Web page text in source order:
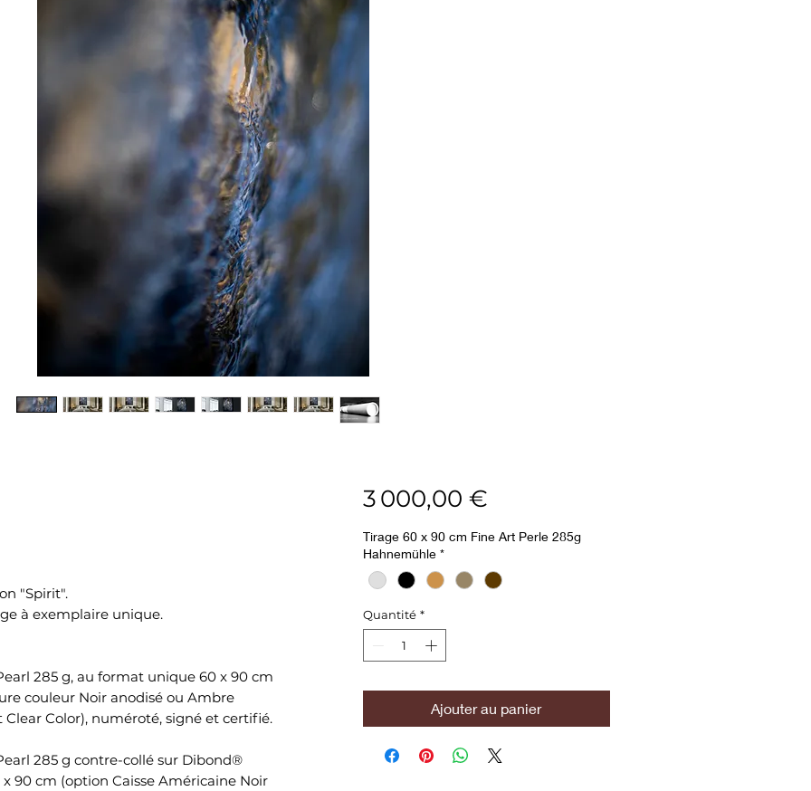
"Spirit".
à exemplaire unique.
285 g, au format unique 60 x 90 cm
couleur Noir anodisé ou Ambre
Color), numéroté, signé et certifié.
285 g contre-collé sur Dibond®
90 cm (option Caisse Américaine Noir
3 000,00 €Prix
Tirage 60 x 90 cm Fine Art Perle 285g
Hahnemühle *
Quantité *
Ajouter au panier